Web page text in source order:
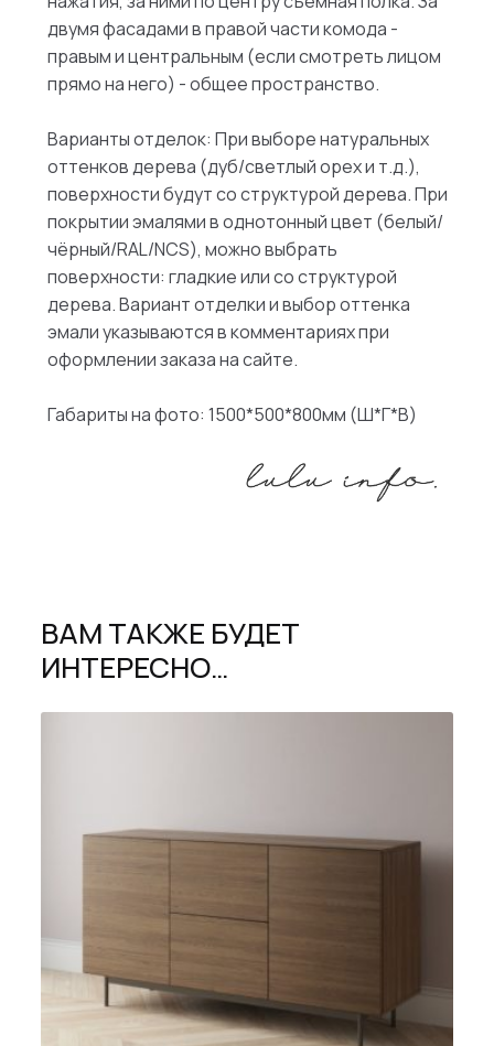
двумя фасадами в правой части комода -
правым и центральным (если смотреть лицом
прямо на него) - общее пространство.
Варианты отделок: При выборе натуральных
оттенков дерева (дуб/светлый орех и т.д.),
поверхности будут со структурой дерева. При
покрытии эмалями в однотонный цвет (белый/
чёрный/RAL/NCS), можно выбрать
поверхности: гладкие или со структурой
дерева. Вариант отделки и выбор оттенка
эмали указываются в комментариях при
оформлении заказа на сайте.
Габариты на фото: 1500*500*800мм (Ш*Г*В)
ВАМ ТАКЖЕ БУДЕТ
ИНТЕРЕСНО…